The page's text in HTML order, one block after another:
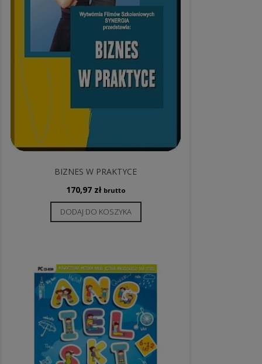
BIZNES W PRAKTYCE
170,97 zł brutto
DODAJ DO KOSZYKA